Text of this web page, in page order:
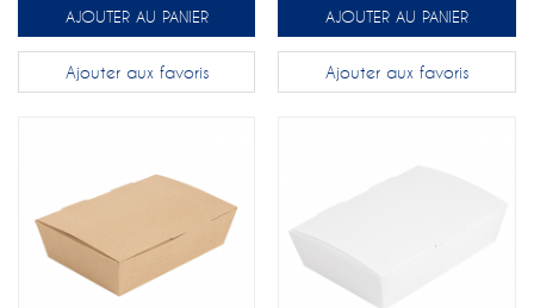
AJOUTER AU PANIER
Ajouter aux favoris
AJOUTER AU PANIER
Ajouter aux favoris